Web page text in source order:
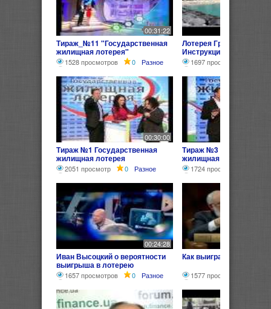
00:31:22
Тираж_№11 "Государственная
жилищная лотерея"
1528 просмотров 0 Разное
Лотерея Грин Кард --
Инструкция победителя
1697 просмотров
00:30:00
Тираж №1 Государственная
жилищная лотерея
2051 просмотр 0 Разное
Тираж №3
жилищная лотерея"
1724 просмотра
00:24:28
Иван Высоцкий о вероятности
выигрыша в лотерею
1657 просмотров 0 Разное
Как выиграть в
1577 просмотров